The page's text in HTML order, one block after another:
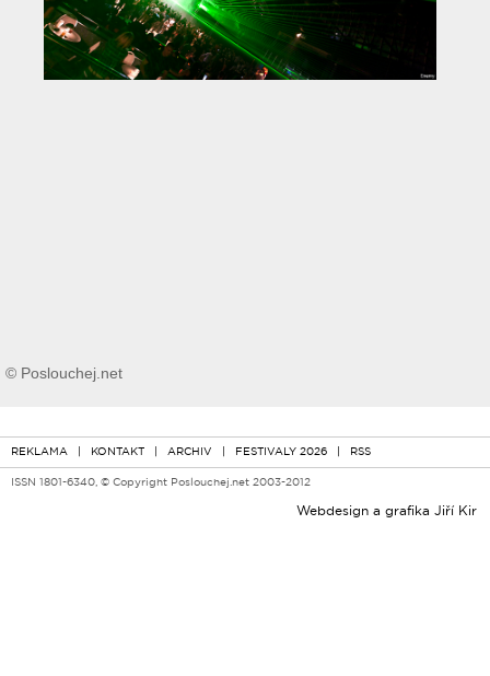
© Poslouchej.net
REKLAMA | KONTAKT | ARCHIV | FESTIVALY 2026 | RSS
ISSN 1801-6340, © Copyright Poslouchej.net 2003-2012
Webdesign a grafika Jiří Kir